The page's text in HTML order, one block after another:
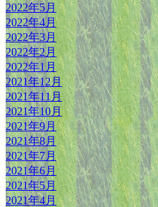
2022年5月
2022年4月
2022年3月
2022年2月
2022年1月
2021年12月
2021年11月
2021年10月
2021年9月
2021年8月
2021年7月
2021年6月
2021年5月
2021年4月